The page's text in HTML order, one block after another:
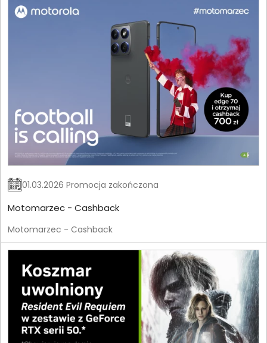
01.03.2026 Promocja zakończona
Motomarzec - Cashback
Motomarzec - Cashback